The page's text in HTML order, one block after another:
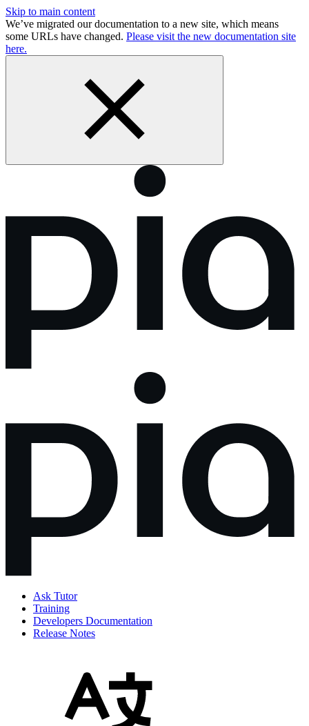
Skip to main content
We’ve migrated our documentation to a new site, which means
some URLs have changed. Please visit the new documentation site
here.
Ask Tutor
Training
Developers Documentation
Release Notes